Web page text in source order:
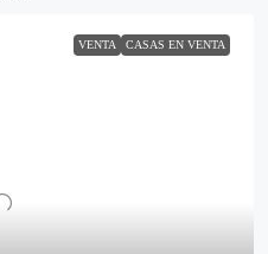
VENTA CASAS EN VENTA